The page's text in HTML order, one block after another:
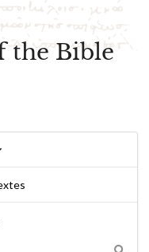
the Bible